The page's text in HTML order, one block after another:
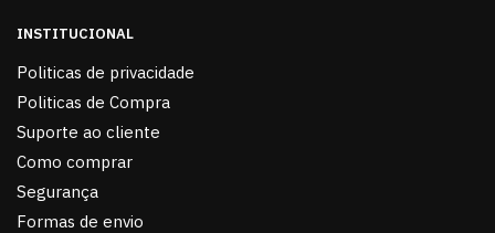
INSTITUCIONAL
Politicas de privacidade
Politicas de Compra
Suporte ao cliente
Como comprar
Segurança
Formas de envio